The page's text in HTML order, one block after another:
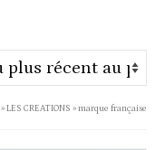
»LES CREATIONS »marque française